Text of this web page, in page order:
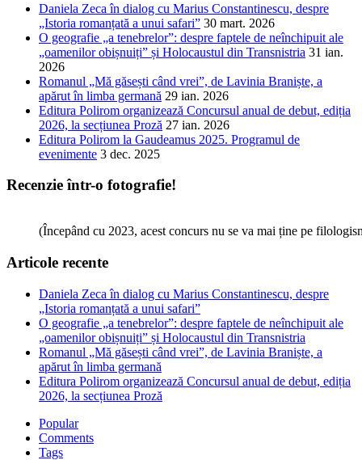
Daniela Zeca în dialog cu Marius Constantinescu, despre
„Istoria romanțată a unui safari” 30 mart. 2026
O geografie „a tenebrelor”: despre faptele de neînchipuit ale
„oamenilor obișnuiți” și Holocaustul din Transnistria 31 ian.
2026
Romanul „Mă găsești când vrei”, de Lavinia Braniște, a
apărut în limba germană 29 ian. 2026
Editura Polirom organizează Concursul anual de debut, ediția
2026, la secțiunea Proză 27 ian. 2026
Editura Polirom la Gaudeamus 2025. Programul de
evenimente 3 dec. 2025
Recenzie într-o fotografie!
(Începând cu 2023, acest concurs nu se va mai ține pe
Articole recente
Daniela Zeca în dialog cu Marius Constantinescu, despre
„Istoria romanțată a unui safari”
O geografie „a tenebrelor”: despre faptele de neînchipuit ale
„oamenilor obișnuiți” și Holocaustul din Transnistria
Romanul „Mă găsești când vrei”, de Lavinia Braniște, a
apărut în limba germană
Editura Polirom organizează Concursul anual de debut, ediția
2026, la secțiunea Proză
Popular
Comments
Tags